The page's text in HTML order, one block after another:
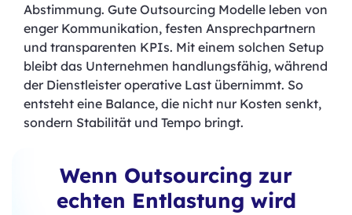
Abstimmung. Gute Outsourcing Modelle leben von
enger Kommunikation, festen Ansprechpartnern
und transparenten KPIs. Mit einem solchen Setup
bleibt das Unternehmen handlungsfähig, während
der Dienstleister operative Last übernimmt. So
entsteht eine Balance, die nicht nur Kosten senkt,
sondern Stabilität und Tempo bringt.
Wenn Outsourcing zur
echten Entlastung wird